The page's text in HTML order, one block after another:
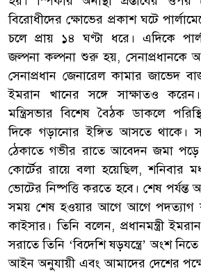
বিরোধীদের ক্ষোভের প্রকাশ ঘটে
চলে প্রায় ১৪ ঘণ্টা ধরে। এদিকে
জল্পনা কল্পনা শুরু হয়, সেনাপ্রধানকে
সেনাপ্রধান জেনারেল কামার জাভেদ
ইমরান খানের সঙ্গে সাক্ষাতও
মন্ত্রিসভার বিশেষ বৈঠক ডাকলে
দিকে গড়ানোর ইঙ্গিত আসতে থাকে।
ঠেকাতে গভীর রাতে আবেদন জমা পড়ে
কোর্টের রায়ে বলা হয়েছিল, শনিবার
ভোটের নিষ্পত্তি করতে হবে। শেষ পর্যন্ত
সময় শেষ হওয়ার আগে আগে পদত্যাগ
কাইসার। তিনি বলেন, প্রধানমন্ত্রী
সরাতে তিনি ‘বিদেশি ষড়যন্ত্রে’ অংশ
আইন অনুযায়ী এবং আমাদের দেশের